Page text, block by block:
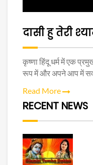
दासी हु तेरी
कृष्णा हिंदू धर्म में एक
रूप में और अपने आप में
Read More
RECENT NEWS